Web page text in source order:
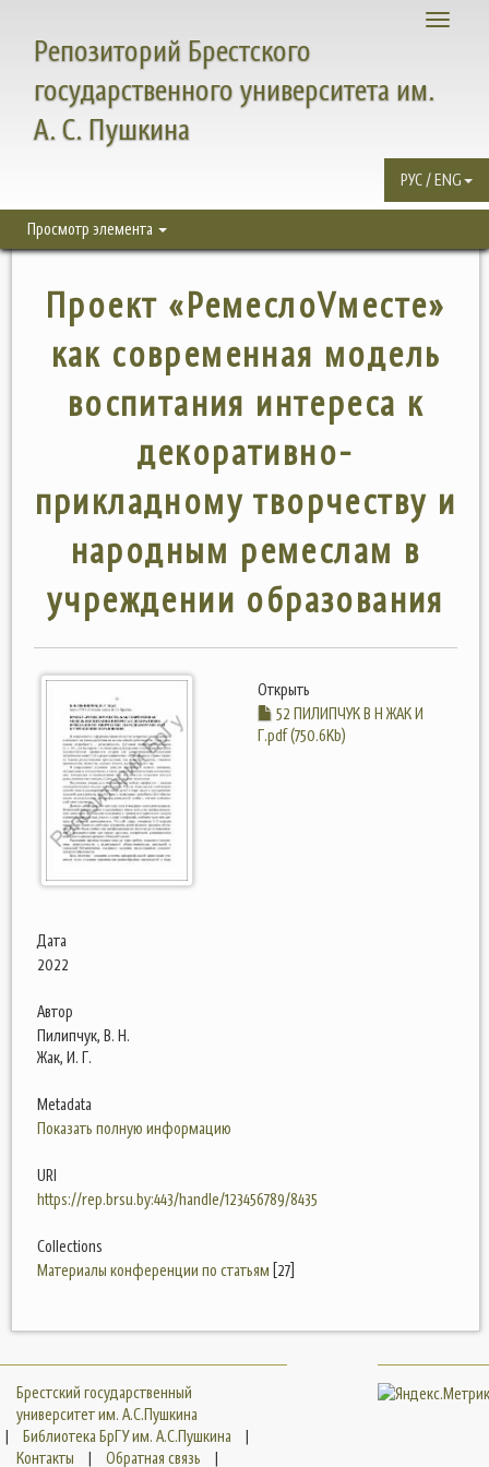
Toggle
Репозиторий Брестского
государственного университета им.
А. С. Пушкина
РУС / ENG
Просмотр элемента
Проект «РемеслоVместе»
как современная модель
воспитания интереса к
декоративно-
прикладному творчеству и
народным ремеслам в
учреждении образования
Открыть
52 ПИЛИПЧУК В Н ЖАК И
Г.pdf (750.6Kb)
Дата
2022
Автор
Пилипчук, В. Н.
Жак, И. Г.
Metadata
Показать полную информацию
URI
https://rep.brsu.by:443/handle/123456789/8435
Collections
Материалы конференции по статьям [27]
Брестский государственный
университет им. А.С.Пушкина
|
Библиотека БрГУ им. А.С.Пушкина
|
Контакты
| Обратная связь |